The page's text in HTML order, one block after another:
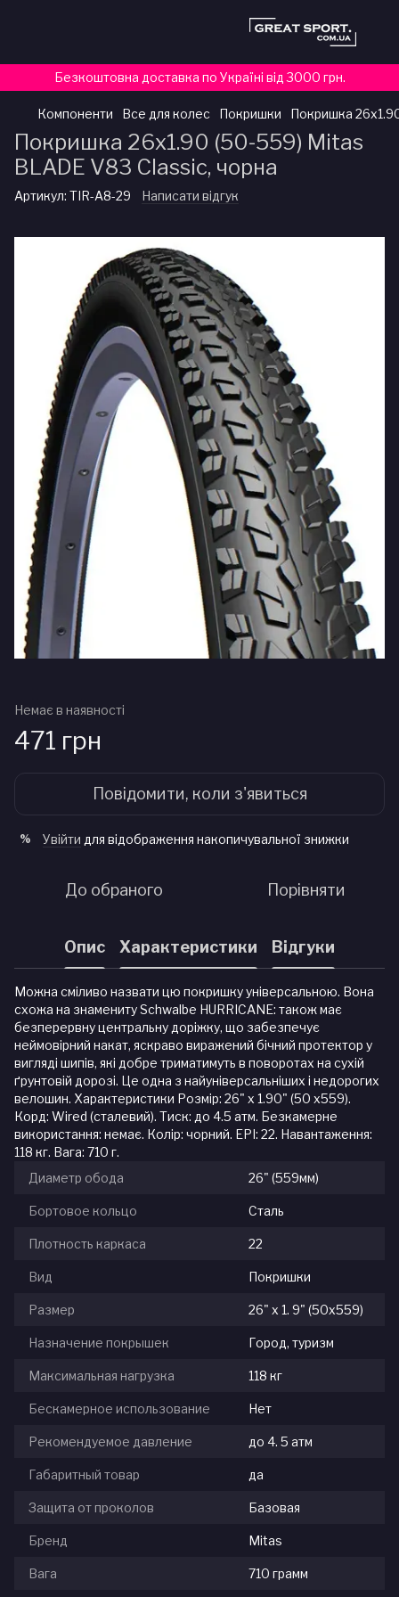
Безкоштовна доставка по Україні від 3000 грн.
Компоненти Все для колес Покришки Покришка
Покришка 26x1.90 (50-559) Mitas
BLADE V83 Classic, чорна
Артикул: TIR-A8-29 Написати відгук
Немає в наявності
471 грн
Повідомити, коли з'явиться
% Увійти для відображення накопичувальної знижки
До обраного Порівняти
Опис Характеристики Відгуки
Можна сміливо назвати цю покришку універсальною. Вона
схожа на знамениту Schwalbe HURRICANE: також має
безперервну центральну доріжку, що забезпечує
неймовірний накат, яскраво виражений бічний протектор у
вигляді шипів, які добре триматимуть в поворотах на сухій
ґрунтовій дорозі. Це одна з найуніверсальніших і недорогих
велошин. Характеристики Розмір: 26" x 1.90" (50 x559).
Корд: Wired (сталевий). Тиск: до 4.5 атм. Безкамерне
використання: немає. Колір: чорний. EPI: 22. Навантаження:
118 кг. Вага: 710 г.
Диаметр обода
26" (559мм)
Бортовое кольцо Сталь
Плотность каркаса 22
Вид Покришки
Размер 26" x 1. 9" (50x559)
Назначение покрышек Город, туризм
Максимальная нагрузка 118 кг
Бескамерное использование Нет
Рекомендуемое давление до 4. 5 атм
Габаритный товар да
Защита от проколов Базовая
Бренд Mitas
Вага 710 грамм